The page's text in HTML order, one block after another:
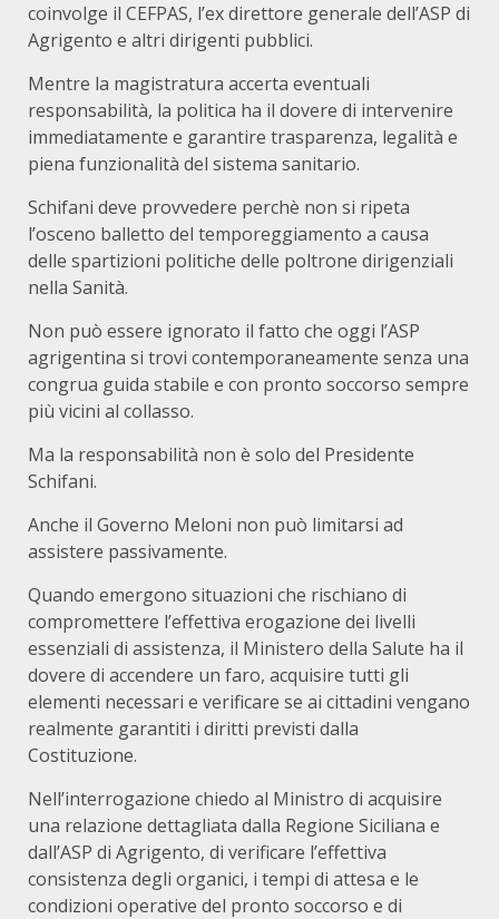
coinvolge il CEFPAS, l’ex direttore generale dell’ASP di
Agrigento e altri dirigenti pubblici.
Mentre la magistratura accerta eventuali
responsabilità, la politica ha il dovere di intervenire
immediatamente e garantire trasparenza, legalità e
piena funzionalità del sistema sanitario.
Schifani deve provvedere perchè non si ripeta
l’osceno balletto del temporeggiamento a causa
delle spartizioni politiche delle poltrone dirigenziali
nella Sanità.
Non può essere ignorato il fatto che oggi l’ASP
agrigentina si trovi contemporaneamente senza una
congrua guida stabile e con pronto soccorso sempre
più vicini al collasso.
Ma la responsabilità non è solo del Presidente
Schifani.
Anche il Governo Meloni non può limitarsi ad
assistere passivamente.
Quando emergono situazioni che rischiano di
compromettere l’effettiva erogazione dei livelli
essenziali di assistenza, il Ministero della Salute ha il
dovere di accendere un faro, acquisire tutti gli
elementi necessari e verificare se ai cittadini vengano
realmente garantiti i diritti previsti dalla
Costituzione.
Nell’interrogazione chiedo al Ministro di acquisire
una relazione dettagliata dalla Regione Siciliana e
dall’ASP di Agrigento, di verificare l’effettiva
consistenza degli organici, i tempi di attesa e le
condizioni operative del pronto soccorso e di